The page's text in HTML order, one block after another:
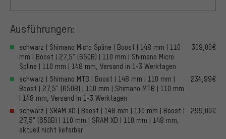
Ausführungen:
schwarz | Shimano Micro Spline | Boost | 148 mm | 110
mm | Boost | 27,5" (650B) | 110 mm | Shimano Micro
Spline | 110 mm | 148 mm, Versand in 1-3 Werktagen
309,00€
schwarz | Shimano MTB | Boost | 148 mm | 110 mm |
Boost | 27,5" (650B) | 110 mm | Shimano MTB | 110 mm
| 148 mm, Versand in 1-3 Werktagen
234,99€
schwarz | SRAM XD | Boost | 148 mm | 110 mm | Boost |
27,5" (650B) | 110 mm | SRAM XD | 110 mm | 148 mm,
aktuell nicht lieferbar
299,00€